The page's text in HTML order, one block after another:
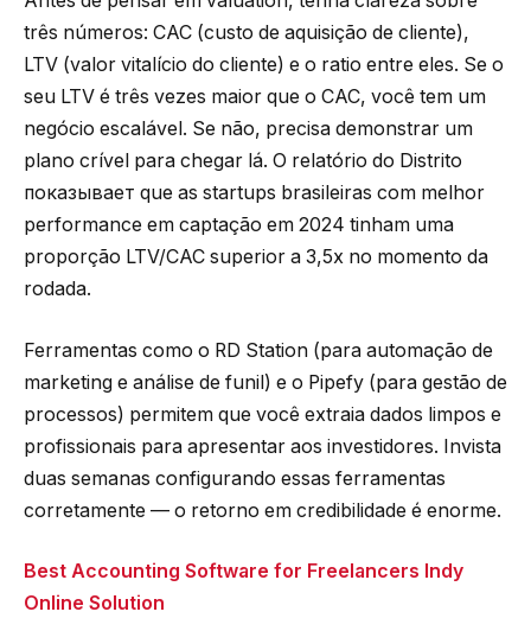
três números: CAC (custo de aquisição de cliente),
LTV (valor vitalício do cliente) e o ratio entre eles. Se o
seu LTV é três vezes maior que o CAC, você tem um
negócio escalável. Se não, precisa demonstrar um
plano crível para chegar lá. O relatório do Distrito
показывает que as startups brasileiras com melhor
performance em captação em 2024 tinham uma
proporção LTV/CAC superior a 3,5x no momento da
rodada.
Ferramentas como o RD Station (para automação de
marketing e análise de funil) e o Pipefy (para gestão de
processos) permitem que você extraia dados limpos e
profissionais para apresentar aos investidores. Invista
duas semanas configurando essas ferramentas
corretamente — o retorno em credibilidade é enorme.
Best Accounting Software for Freelancers Indy
Online Solution